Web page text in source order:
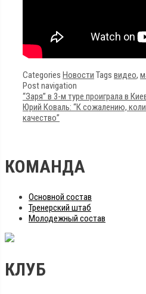
Categories Новости Tags видео,
Post navigation
“Заря” в 3-м туре проиграла в
Юрий Коваль: “К сожалению,
качество”
КОМАНДА
Основной состав
Тренерский штаб
Молодежный состав
КЛУБ